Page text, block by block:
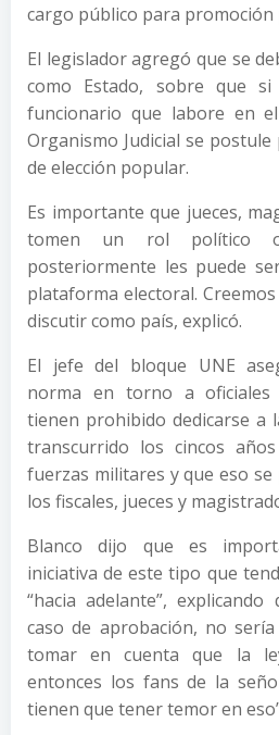
cargo público para
El legislador agregó que se
como Estado, sobre que
funcionario que labore en
Organismo Judicial se
de elección popular.
Es importante que jueces,
tomen un rol político
posteriormente les puede
plataforma electoral.
discutir como país, explicó.
El jefe del bloque UNE
norma en torno a oficiales
tienen prohibido dedicarse a
transcurrido los cincos
fuerzas militares y que eso
los fiscales, jueces y
Blanco dijo que es
iniciativa de este tipo que
“hacia adelante”,
caso de aprobación, no
tomar en cuenta que la
entonces los fans de la
tienen que tener temor en